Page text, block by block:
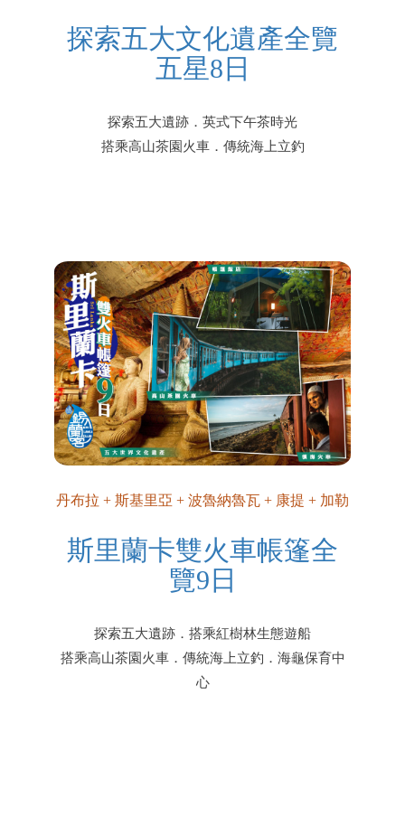
探索五大文化遺產全覽
五星8日
探索五大遺跡．英式下午茶時光
搭乘高山茶園火車．傳統海上立釣
丹布拉 + 斯基里亞 + 波魯納魯瓦 + 康提 + 加勒
斯里蘭卡雙火車帳篷全
覽9日
探索五大遺跡．搭乘紅樹林生態遊船
搭乘高山茶園火車．傳統海上立釣．海龜保育中
心